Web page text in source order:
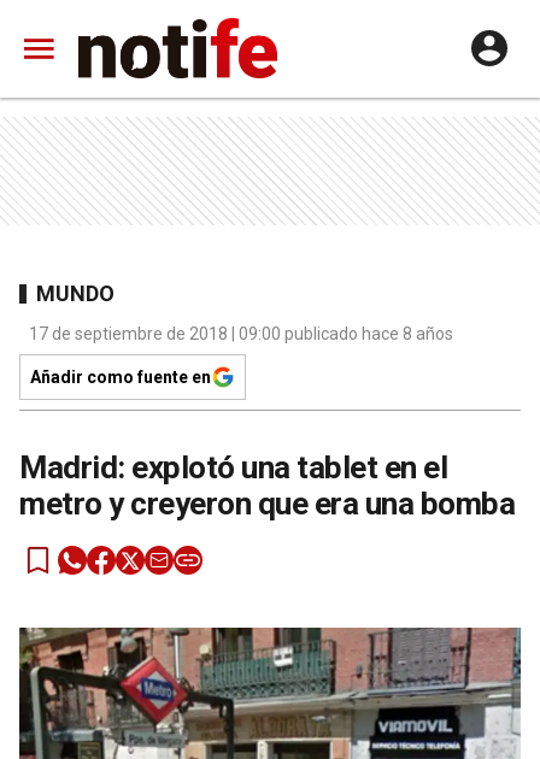
MUNDO
17 de septiembre de 2018 | 09:00 publicado hace 8 años
Añadir como fuente en
Madrid: explotó una tablet en el
metro y creyeron que era una bomba